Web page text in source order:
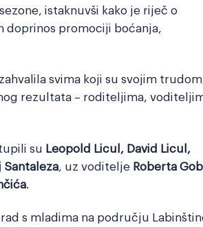
istaknuvši kako je riječ o
doprinos promociji boćanja,
svima koji su svojim
rezultata – roditeljima,
su Leopold Licul, David Licul,
Santaleza, uz voditelje Roberta
.
s mladima na području